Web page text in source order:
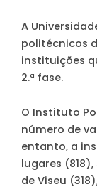
A
politécnicos
instituições
2.ª fase.
O Instituto
número de
entanto, a
lugares
de Viseu